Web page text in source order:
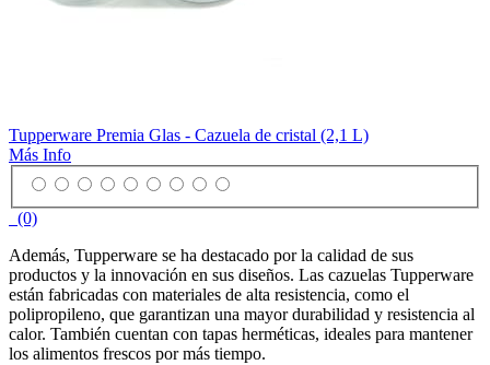
Tupperware Premia Glas - Cazuela de cristal (2,1 L)
Más Info
(0)
Además, Tupperware se ha destacado por la calidad de sus
productos y la innovación en sus diseños. Las cazuelas Tupperware
están fabricadas con materiales de alta resistencia, como el
polipropileno, que garantizan una mayor durabilidad y resistencia al
calor. También cuentan con tapas herméticas, ideales para mantener
los alimentos frescos por más tiempo.